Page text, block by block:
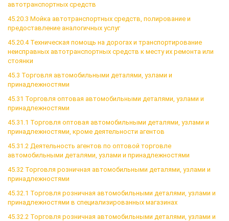
автотранспортных средств
45.20.3 Мойка автотранспортных средств, полирование и
предоставление аналогичных услуг
45.20.4 Техническая помощь на дорогах и транспортирование
неисправных автотранспортных средств к месту их ремонта или
стоянки
45.3 Торговля автомобильными деталями, узлами и
принадлежностями
45.31 Торговля оптовая автомобильными деталями, узлами и
принадлежностями
45.31.1 Торговля оптовая автомобильными деталями, узлами и
принадлежностями, кроме деятельности агентов
45.31.2 Деятельность агентов по оптовой торговле
автомобильными деталями, узлами и принадлежностями
45.32 Торговля розничная автомобильными деталями, узлами и
принадлежностями
45.32.1 Торговля розничная автомобильными деталями, узлами и
принадлежностями в специализированных магазинах
45.32.2 Торговля розничная автомобильными деталями, узлами и